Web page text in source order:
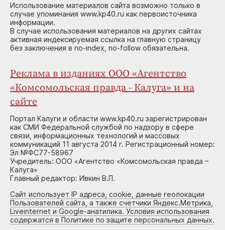
Использование материалов сайта возможно только в
случае упоминания www.kp40.ru как первоисточника
информации.
В случае использования материалов на других сайтах
активная индексируемая ссылка на главную страницу
без заключения в no-index, no-follow обязательна.
Реклама в изданиях ООО «Агентство
«Комсомольская правда - Калуга» и на
сайте
Портал Калуги и области www.kp40.ru зарегистрирован
как СМИ Федеральной службой по надзору в сфере
связи, информационных технологий и массовых
коммуникаций 11 августа 2014 г. Регистрационный номер:
Эл №ФС77-58967
Учредитель: ООО «Агентство «Комсомольская правда –
Калуга»
Главный редактор: Ивкин В.П.
Сайт использует IP адреса, cookie, данные геолокации
Пользователей сайта, а также счетчики Яндекс.Метрика,
Liveinternet и Google-анатилика. Условия использования
содержатся в Политике по защите персональных данных.